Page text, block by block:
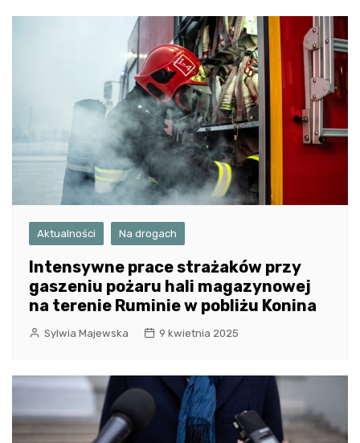
Aktualności Na drogach
Intensywne prace strażaków przy
gaszeniu pożaru hali magazynowej
na terenie Ruminie w pobliżu Konina
Sylwia Majewska 9 kwietnia 2025